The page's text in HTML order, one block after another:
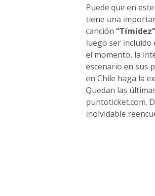
Puede que en
tiene una
canción “Tímidez”
luego ser incluido
el momento, la
escenario en sus
en Chile haga la
Quedan las
puntoticket.com.
inolvidable